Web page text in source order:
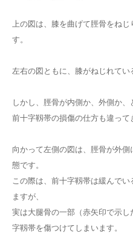
上の図は、膝を曲げて脛骨をね
す。
左右の図ともに、膝がねじれてい
しかし、脛骨が内側か、外側か、
前十字靱帯の損傷の仕方も違って
向かって左側の図は、脛骨が外
態です。
この際は、前十字靱帯は緩んで
ますが、
実は大腿骨の一部（赤矢印で示
字靱帯を傷つけてしまいます。